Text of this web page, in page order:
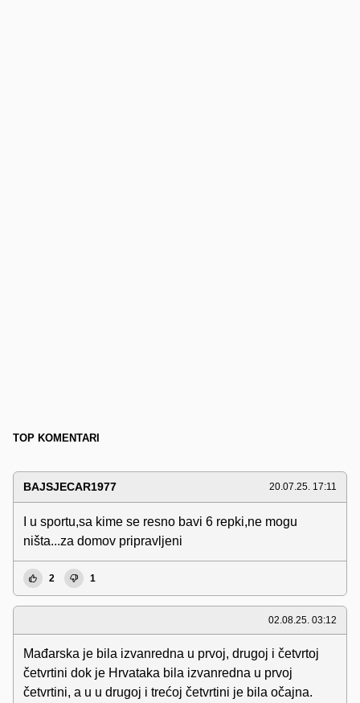
TOP KOMENTARI
BAJSJECAR1977 20.07.25. 17:11
I u sportu,sa kime se resno bavi 6 repki,ne mogu
ništa...za domov pripravljeni
2 1
02.08.25. 03:12
Mađarska je bila izvanredna u prvoj, drugoj i četvrtoj
četvrtini dok je Hrvataka bila izvanredna u prvoj
četvrtini, a u u drugoj i trećoj četvrtini je bila očajna.